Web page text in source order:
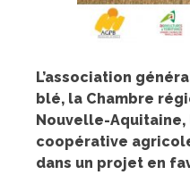
L’association
blé, la Chambre
Nouvelle-Aquitaine,
coopérative
dans un projet en